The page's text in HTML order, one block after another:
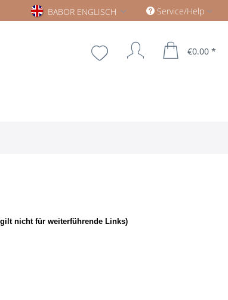
BABOR ENGLISCH Service/Help
€0.00 *
nicht für weiterführende Links)